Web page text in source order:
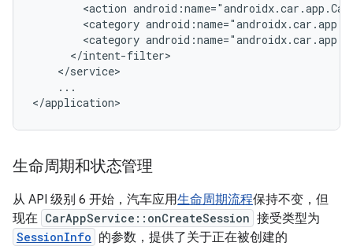
<action
<category
<category
...
生命周期和状态管理
从 API 级别 6 开始，汽车应用生命周期流程保持不变，但
现在 CarAppService::onCreateSession 接受类型为
SessionInfo 的参数，提供了关于正在被创建的